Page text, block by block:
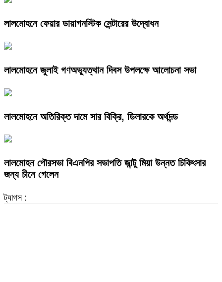
লালমোহনে ফেয়ার ডায়াগনস্টিক সেন্টারের উদ্বোধন
লালমোহনে জুলাই গণঅভ্যুত্থান দিবস উপলক্ষে আলোচনা সভা
লালমোহনে অতিরিক্ত দামে সার বিক্রি, ডিলারকে অর্থদন্ড
লালমোহন পৌরসভা বিএনপির সভাপতি জান্টু মিয়া উন্নত চিকিৎসার
জন্য চীনে গেলেন
ট্যাগস :